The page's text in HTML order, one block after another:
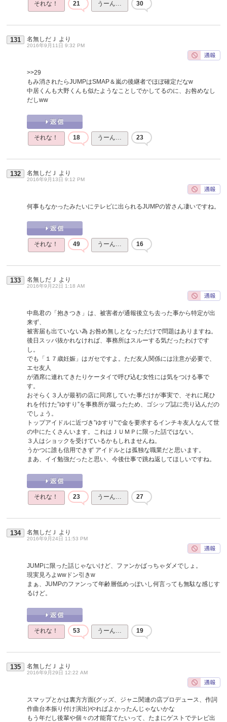
それな！ 21 うーん… 30
131 名無しだＪ より
2016年9月11日 9:32 PM
>>29
もみ消されたらJUMPはSMAP＆嵐の後継者でほぼ確定だなw
中居くんも大野くんも似たようなことしでかしてるのに、お咎めなし
だしww
それな！ 18 うーん… 23
132 名無しだＪ より
2016年9月13日 9:12 PM
何事もなかったみたいにテレビに出られるJUMPの皆さん凄いですね。
それな！ 49 うーん… 16
133 名無しだＪ より
2016年9月22日 1:18 AM
中島君の「抱きつき」は、被害者が通報後立ち去った事から特定が出
来ず、
被害届も出ていない為 お咎め無しとなっただけで問題はありますね。
後日スッパ抜かれなければ、事務所はスルーする気だったわけです
し。
でも「１７歳妊娠」はガセですよ。ただ友人関係には注意が必要で、
エセ友人
が酒席に連れてきたりケータイで呼び込む女性には気をつける事で
す。
おそらく３人が最初の店に同席していた事だけが事実で、それに尾ひ
れを付けた”ゆすり”を事務所が蹴ったため、ゴシップ誌に売り込んだの
でしょう。
トップアイドルに近づき”ゆすり”で金を要求するインチキ友人なんて世
の中にたくさんいます。これはＪＵＭＰに限った話ではない。
３人はショックを受けているかもしれませんね。
うかつに誰も信用できず アイドルとは孤独な職業だと思います。
まあ、イイ勉強だったと思い、今後仕事で跳ね返してほしいですね。
それな！ 23 うーん… 27
134 名無しだＪ より
2016年9月24日 11:53 PM
JUMPに限った話じゃないけど、ファンかばっちゃダメでしょ。
現実見ろよwwドン引きw
まぁ、JUMPのファンって年齢層低めっぽいし何言っても無駄な感じす
るけど。
それな！ 53 うーん… 19
135 名無しだＪ より
2016年9月29日 12:22 AM
スマップとかは裏方方面(グッズ、ジャニ関連の店プロデュース、作詞
作曲台本振り付け演出)やればよかったんじゃないかな
もう年だし後輩や個々の才能育てたいって、たまにゲストでテレビ出